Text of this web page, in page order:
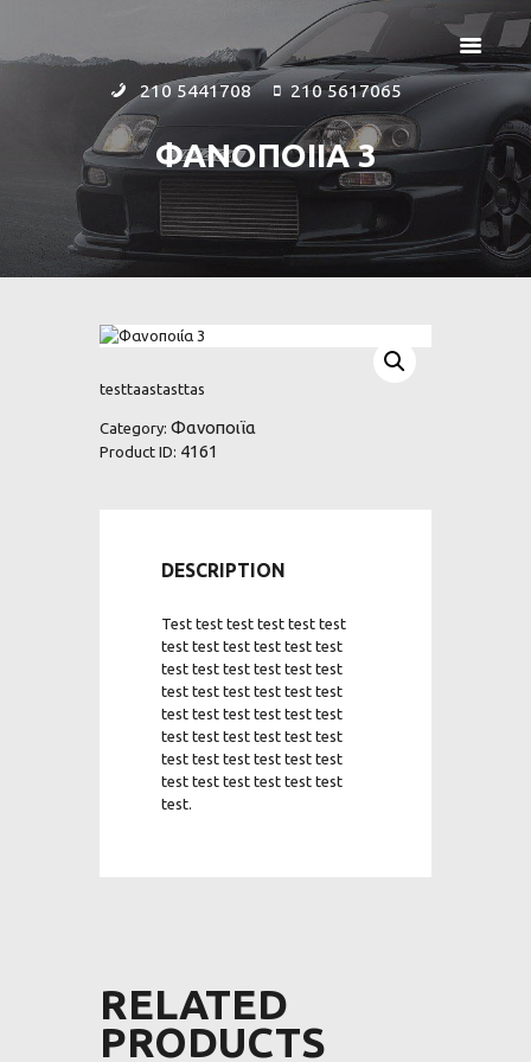
210 5441708 210 5617065
ΦΑΝΟΠΟΙΙΑ 3
ΑΡΧΙΚΗ
ΕΤΑΙΡΕΙΑ
ΠΡΟΪΟΝΤΑ
testtaastasttas
Category: Φανοποιϊα
Product ID: 4161
DESCRIPTION
Test test test test test test
test test test test test test
test test test test test test
test test test test test test
test test test test test test
test test test test test test
test test test test test test
test test test test test test
test.
RELATED
PRODUCTS